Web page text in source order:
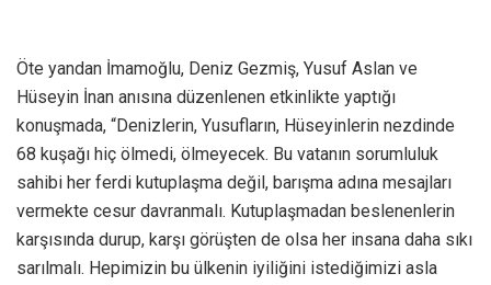
Öte yandan İmamoğlu, Deniz Gezmiş, Yusuf Aslan ve
Hüseyin İnan anısına düzenlenen etkinlikte yaptığı
konuşmada, “Denizlerin, Yusufların, Hüseyinlerin nezdinde
68 kuşağı hiç ölmedi, ölmeyecek. Bu vatanın sorumluluk
sahibi her ferdi kutuplaşma değil, barışma adına mesajları
vermekte cesur davranmalı. Kutuplaşmadan beslenenlerin
karşısında durup, karşı görüşten de olsa her insana daha sıkı
sarılmalı. Hepimizin bu ülkenin iyiliğini istediğimizi asla